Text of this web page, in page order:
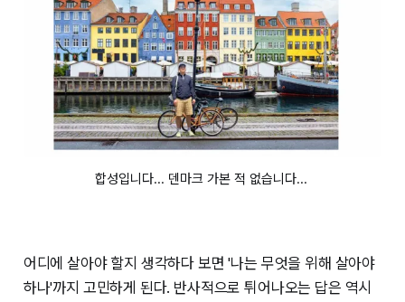
합성입니다... 덴마크 가본 적 없습니다...
어디에 살아야 할지 생각하다 보면 '나는 무엇을 위해 살아야
하나'까지 고민하게 된다. 반사적으로 튀어나오는 답은 역시